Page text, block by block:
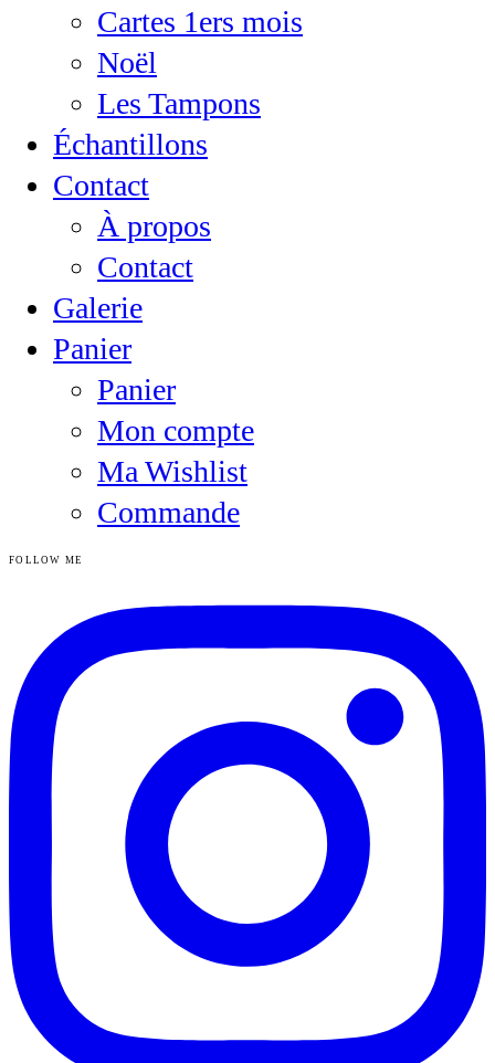
Cartes 1ers mois
Noël
Les Tampons
Échantillons
Contact
À propos
Contact
Galerie
Panier
Panier
Mon compte
Ma Wishlist
Commande
FOLLOW ME